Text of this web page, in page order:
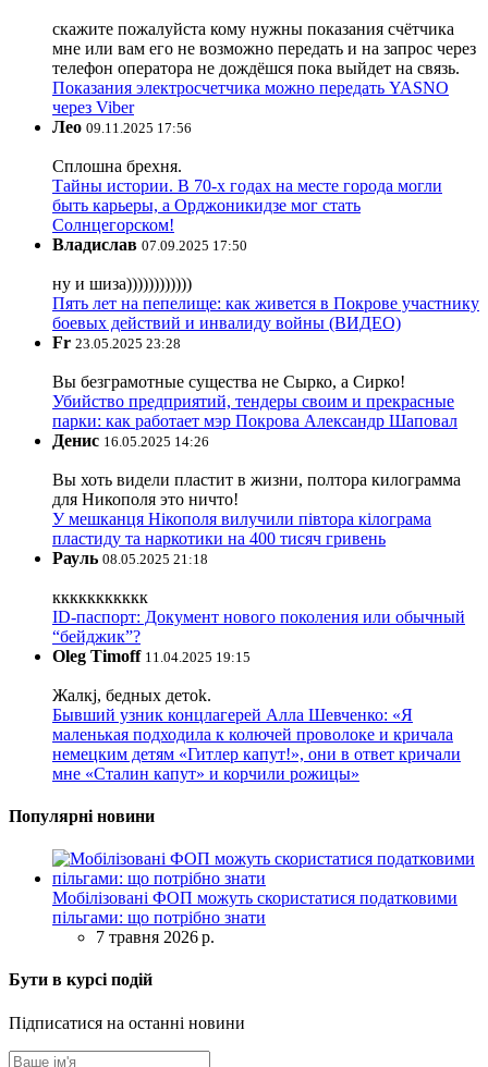
скажите пожалуйста кому нужны показания счётчика
мне или вам его не возможно передать и на запрос через
телефон оператора не дождёшся пока выйдет на связь.
Показания электросчетчика можно передать YASNO
через Viber
Лео 09.11.2025 17:56
Сплошна брехня.
Тайны истории. В 70-х годах на месте города могли
быть карьеры, а Орджоникидзе мог стать
Солнцегорском!
Владислав 07.09.2025 17:50
ну и шиза))))))))))))
Пять лет на пепелище: как живется в Покрове участнику
боевых действий и инвалиду войны (ВИДЕО)
Fr 23.05.2025 23:28
Вы безграмотные существа не Сырко, а Сирко!
Убийство предприятий, тендеры своим и прекрасные
парки: как работает мэр Покрова Александр Шаповал
Денис 16.05.2025 14:26
Вы хоть видели пластит в жизни, полтора килограмма
для Никополя это ничто!
У мешканця Нікополя вилучили півтора кілограма
пластиду та наркотики на 400 тисяч гривень
Рауль 08.05.2025 21:18
ккккккккккк
ID-паспорт: Документ нового поколения или обычный
“бейджик”?
Oleg Timoff 11.04.2025 19:15
Жалкj, бедных детok.
Бывший узник концлагерей Алла Шевченко: «Я
маленькая подходила к колючей проволоке и кричала
немецким детям «Гитлер капут!», они в ответ кричали
мне «Сталин капут» и корчили рожицы»
Популярні новини
Мобілізовані ФОП можуть скористатися податковими
пільгами: що потрібно знати
7 травня 2026 р.
Бути в курсі подій
Підписатися на останні новини